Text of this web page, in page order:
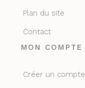
Plan du site
Contact
MON COMPTE
Créer un compte